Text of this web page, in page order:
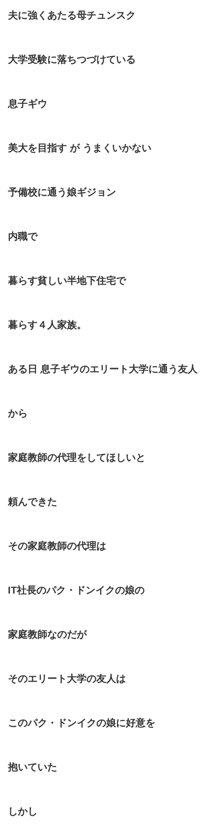
夫に強くあたる母チュンスク
大学受験に落ちつづけている
息子ギウ
美大を目指す が うまくいかない
予備校に通う娘ギジョン
内職で
暮らす貧しい半地下住宅で
暮らす４人家族。
ある日 息子ギウのエリート大学に通う友人
から
家庭教師の代理をしてほしいと
頼んできた
その家庭教師の代理は
IT社長のパク・ドンイクの娘の
家庭教師なのだが
そのエリート大学の友人は
このパク・ドンイクの娘に好意を
抱いていた
しかし